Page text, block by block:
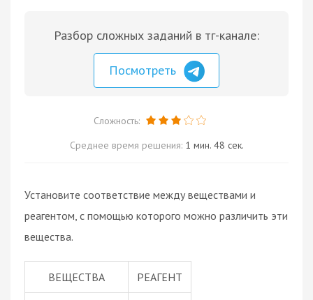
Разбор сложных заданий в тг-канале:
Посмотреть
Сложность:
Среднее время решения: 1 мин. 48 сек.
Установите соответствие между веществами и
реагентом, с помощью которого можно различить эти
вещества.
ВЕЩЕСТВА РЕАГЕНТ